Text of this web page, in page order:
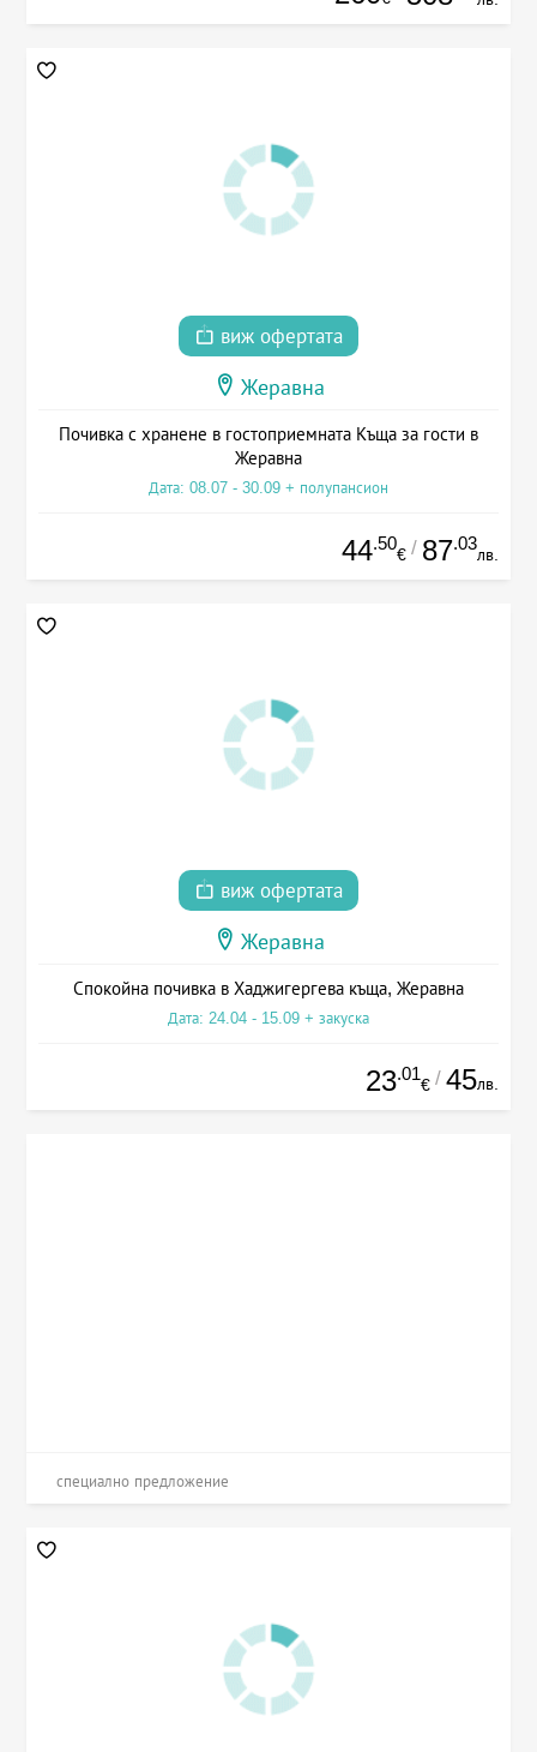
виж офертата
Жеравна
Почивка с хранене в гостоприемната Къща за гости в
Жеравна
Дата: 08.07 - 30.09 + полупансион
44.50
€ / 87.03
лв.
виж офертата
Жеравна
Спокойна почивка в Хаджигергева къща, Жеравна
Дата: 24.04 - 15.09 + закуска
23.01
€ / 45лв.
специално предложение